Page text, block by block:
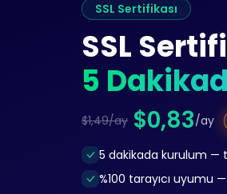
SSL Sertifikası
SSL
5
$1,49/ay $0,83/ay
5 dakikada kurulum —
%100 tarayıcı uyumu